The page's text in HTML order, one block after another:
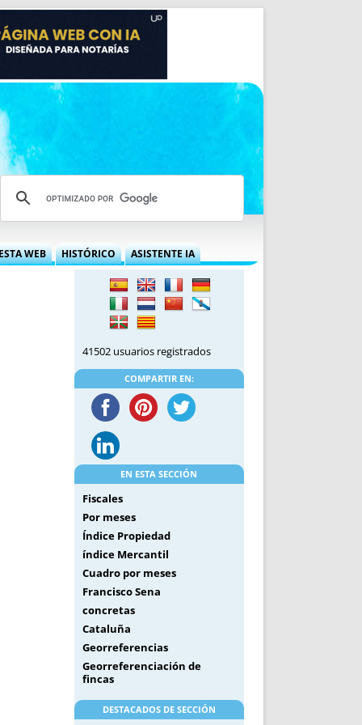
WEB
CONVENCIONES ANUALES
NUEVA ETAPA
POLÍTICA DE PRIVACIDAD
AVISO LEGAL
REPORTAR INCIDENCIA
LOGOTIPO
ENTREVISTAS
SONRISA
ENVÍA CORREO
HISTÓRICO ASISTENTE IA
41502 usuarios registrados
COMPARTIR EN:
EN ESTA SECCIÓN
Fiscales
Por meses
Índice Propiedad
índice Mercantil
Cuadro por meses
Francisco Sena
concretas
Cataluña
Georreferencias
Georreferenciación de
fincas
DESTACADOS DE SECCIÓN